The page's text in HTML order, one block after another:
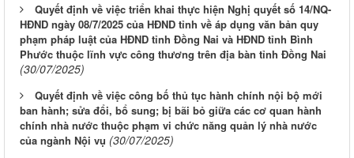
Quyết định về việc triển khai thực hiện Nghị quyết số 14/NQ-
HĐND ngày 08/7/2025 của HĐND tỉnh về áp dụng văn bản quy
phạm pháp luật của HĐND tỉnh Đồng Nai và HĐND tỉnh Bình
Phước thuộc lĩnh vực công thương trên địa bàn tỉnh Đồng Nai
(30/07/2025)
Quyết định về việc công bố thủ tục hành chính nội bộ mới
ban hành; sửa đổi, bổ sung; bị bãi bỏ giữa các cơ quan hành
chính nhà nước thuộc phạm vi chức năng quản lý nhà nước
của ngành Nội vụ (30/07/2025)